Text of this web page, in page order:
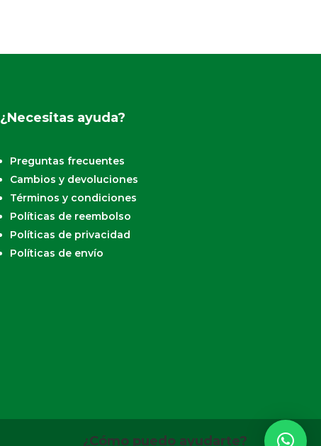
¿Necesitas ayuda?
Preguntas frecuentes
Cambios y devoluciones
Términos y condiciones
Políticas de reembolso
Políticas de privacidad
Políticas de envío
¿Cómo puedo ayudarte?